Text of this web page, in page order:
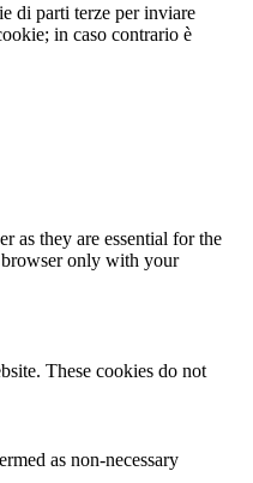
di parti terze per inviare
in caso contrario è
as they are essential for the
browser only with your
These cookies do not
as non-necessary